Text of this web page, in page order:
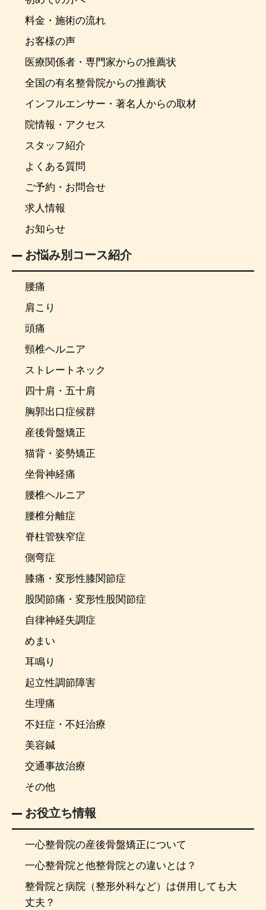
料金・施術の流れ
お客様の声
医療関係者・専門家からの推薦状
全国の有名整骨院からの推薦状
インフルエンサー・著名人からの取材
院情報・アクセス
スタッフ紹介
よくある質問
ご予約・お問合せ
求人情報
お知らせ
お悩み別コース紹介
腰痛
肩こり
頭痛
頸椎ヘルニア
ストレートネック
四十肩・五十肩
胸郭出口症候群
産後骨盤矯正
猫背・姿勢矯正
坐骨神経痛
腰椎ヘルニア
腰椎分離症
脊柱管狭窄症
側弯症
膝痛・変形性膝関節症
股関節痛・変形性股関節症
自律神経失調症
めまい
耳鳴り
起立性調節障害
生理痛
不妊症・不妊治療
美容鍼
交通事故治療
その他
お役立ち情報
一心整骨院の産後骨盤矯正について
一心整骨院と他整骨院との違いとは？
整骨院と病院（整形外科など）は併用しても大
丈夫？